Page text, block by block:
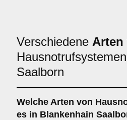
Verschiedene Arten
Saalborn
Welche Arten von
es in Blankenhain